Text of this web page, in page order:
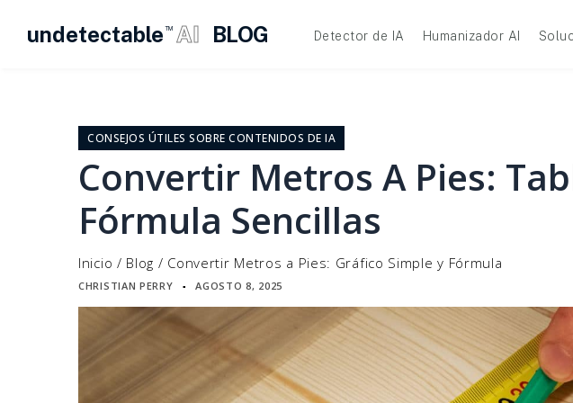
undetectable TM AI BLOG Detector de IA Humanizador AI
contenido CONSEJOS ÚTILES SOBRE CONTENIDOS DE IA
Convertir Metros A Pies:
Fórmula Sencillas
Inicio / Blog / Convertir Metros a Pies: Gráfico Simple y Fórmula
CHRISTIAN PERRY ▪ AGOSTO 8, 2025